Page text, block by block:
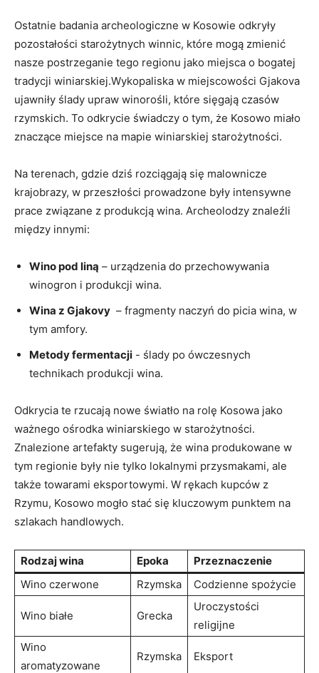
Ostatnie badania archeologiczne⁤ w Kosowie odkryły
pozostałości starożytnych winnic, które‍ mogą zmienić
nasze postrzeganie tego regionu jako miejsca o bogatej
tradycji winiarskiej.Wykopaliska w miejscowości‌ Gjakova
ujawniły ślady upraw winorośli, które sięgają czasów​
rzymskich. To odkrycie świadczy ⁣o tym, że⁤ Kosowo miało
znaczące ‌miejsce na mapie ⁣winiarskiej ​starożytności.
Na terenach, gdzie dziś rozciągają się malownicze
krajobrazy, ⁢w przeszłości prowadzone były intensywne
prace⁤ związane ⁢z produkcją⁢ wina.⁢ Archeolodzy znaleźli
między innymi:
Wino pod liną – urządzenia ⁣do przechowywania​
winogron ‍i produkcji wina.
Wina z⁤ Gjakovy ‌ – fragmenty naczyń do ⁢picia wina, w
tym ‌amfory.
Metody fermentacji ⁣- ślady po ówczesnych
technikach produkcji wina.
Odkrycia ⁤te rzucają nowe światło ‍na⁣ rolę Kosowa jako⁣
ważnego ośrodka winiarskiego w ‌starożytności.⁤
Znalezione artefakty ‍sugerują, że wina produkowane ⁢w
tym regionie były nie tylko lokalnymi przysmakami, ale
także ⁣towarami eksportowymi. W rękach ⁣kupców ‍z
Rzymu, Kosowo​ mogło ⁤stać ⁤się​ kluczowym punktem‍ na⁤
szlakach handlowych.
Rodzaj wina Epoka
Przeznaczenie
Wino czerwone
Rzymska Codzienne spożycie
Wino białe Grecka
Uroczystości
religijne
Wino
‍aromatyzowane
Rzymska Eksport